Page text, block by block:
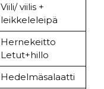
Viili/ viilis +
leikkeleleipä
Hernekeitto
Letut+hillo
Hedelmäsalaatti